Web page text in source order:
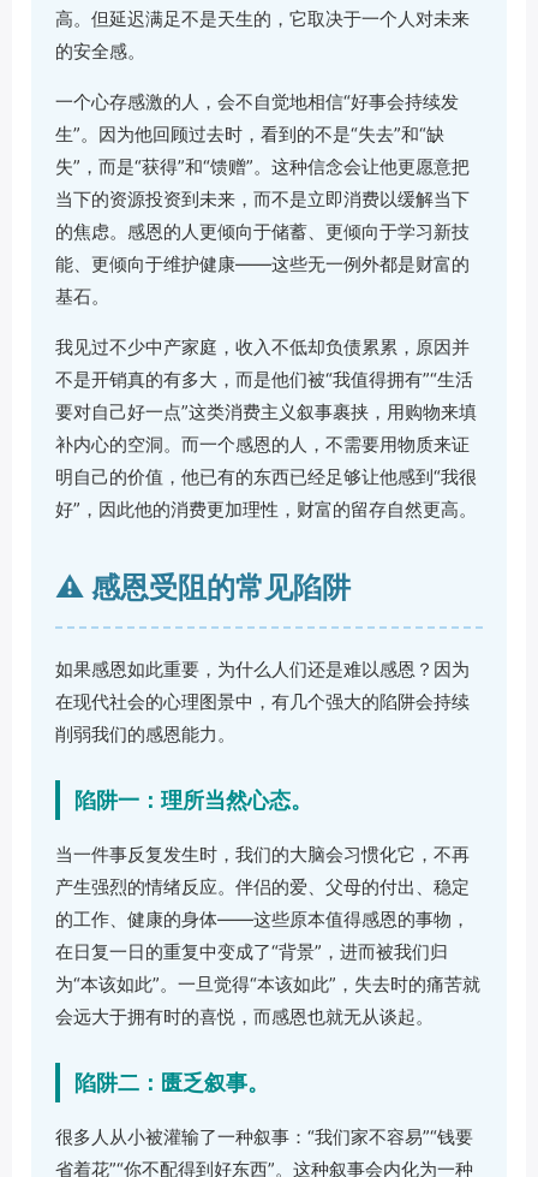
高。但延迟满足不是天生的，它取决于一个人对未来
的安全感。
一个心存感激的人，会不自觉地相信“好事会持续发
生”。因为他回顾过去时，看到的不是“失去”和“缺
失”，而是“获得”和“馈赠”。这种信念会让他更愿意把
当下的资源投资到未来，而不是立即消费以缓解当下
的焦虑。感恩的人更倾向于储蓄、更倾向于学习新技
能、更倾向于维护健康——这些无一例外都是财富的
基石。
我见过不少中产家庭，收入不低却负债累累，原因并
不是开销真的有多大，而是他们被“我值得拥有”“生活
要对自己好一点”这类消费主义叙事裹挟，用购物来填
补内心的空洞。而一个感恩的人，不需要用物质来证
明自己的价值，他已有的东西已经足够让他感到“我很
好”，因此他的消费更加理性，财富的留存自然更高。
⚠️ 感恩受阻的常见陷阱
如果感恩如此重要，为什么人们还是难以感恩？因为
在现代社会的心理图景中，有几个强大的陷阱会持续
削弱我们的感恩能力。
陷阱一：理所当然心态。
当一件事反复发生时，我们的大脑会习惯化它，不再
产生强烈的情绪反应。伴侣的爱、父母的付出、稳定
的工作、健康的身体——这些原本值得感恩的事物，
在日复一日的重复中变成了“背景”，进而被我们归
为“本该如此”。一旦觉得“本该如此”，失去时的痛苦就
会远大于拥有时的喜悦，而感恩也就无从谈起。
陷阱二：匮乏叙事。
很多人从小被灌输了一种叙事：“我们家不容易”“钱要
省着花”“你不配得到好东西”。这种叙事会内化为一种